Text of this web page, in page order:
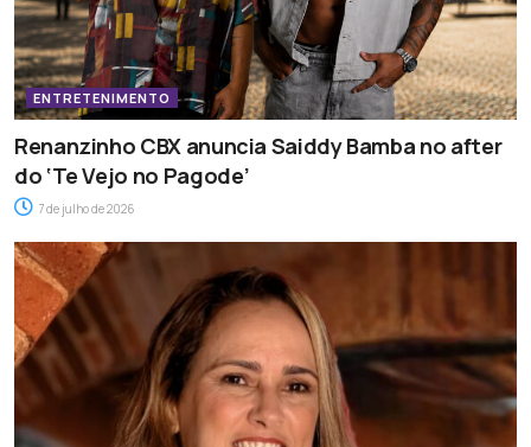
ENTRETENIMENTO
Renanzinho CBX anuncia Saiddy Bamba no after
do ‘Te Vejo no Pagode’
7 de julho de 2026